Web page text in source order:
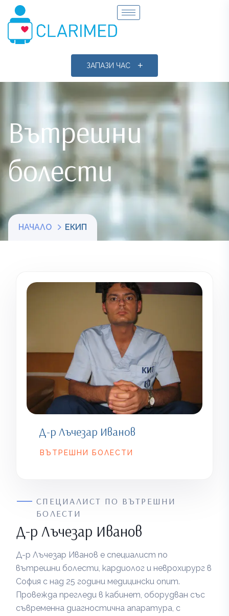
ЗАПАЗИ ЧАС
Вътрешни
болести
НАЧАЛО ЕКИП
Д-р Лъчезар Иванов
ВЪТРЕШНИ БОЛЕСТИ
СПЕЦИАЛИСТ ПО ВЪТРЕШНИ
БОЛЕСТИ
Д-р Лъчезар Иванов
Д-р Лъчезар Иванов е специалист по
вътрешни болести, кардиолог и неврохирург в
София с над 25 години медицински опит.
Провежда прегледи в кабинет, оборудван със
съвременна диагностична апаратура, с